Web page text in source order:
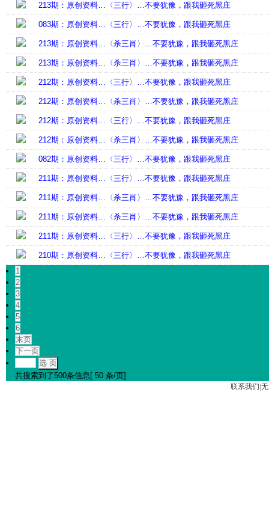
213期：原创资料…〈三行〉…不要犹豫，跟我砸死黑庄
083期：原创资料…〈三行〉…不要犹豫，跟我砸死黑庄
213期：原创资料…〈杀三肖〉…不要犹豫，跟我砸死黑庄
213期：原创资料…〈杀三肖〉…不要犹豫，跟我砸死黑庄
212期：原创资料…〈三行〉…不要犹豫，跟我砸死黑庄
212期：原创资料…〈杀三肖〉…不要犹豫，跟我砸死黑庄
212期：原创资料…〈三行〉…不要犹豫，跟我砸死黑庄
212期：原创资料…〈杀三肖〉…不要犹豫，跟我砸死黑庄
082期：原创资料…〈三行〉…不要犹豫，跟我砸死黑庄
211期：原创资料…〈三行〉…不要犹豫，跟我砸死黑庄
211期：原创资料…〈杀三肖〉…不要犹豫，跟我砸死黑庄
211期：原创资料…〈杀三肖〉…不要犹豫，跟我砸死黑庄
211期：原创资料…〈三行〉…不要犹豫，跟我砸死黑庄
210期：原创资料…〈三行〉…不要犹豫，跟我砸死黑庄
1
2
3
4
5
6
末页
下一页
选 页
共搜索到了500条信息[ 50 条/页]
联系我们